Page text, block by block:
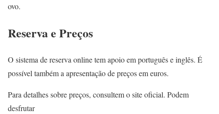
ovo.
Reserva e Preços
O sistema de reserva online tem apoio em português e inglês. É
possível também a apresentação de preços em euros.
Para detalhes sobre preços, consultem o site oficial. Podem
desfrutar